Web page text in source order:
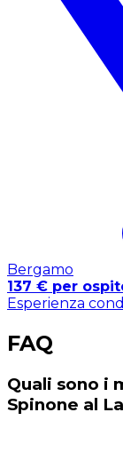
Bergamo
137 € per
Esperienza
FAQ
Quali sono i
Spinone al